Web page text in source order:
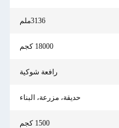
3136ملم
18000 كجم
رافعة شوكية
حديقة، مزرعة، البناء
1500 كجم